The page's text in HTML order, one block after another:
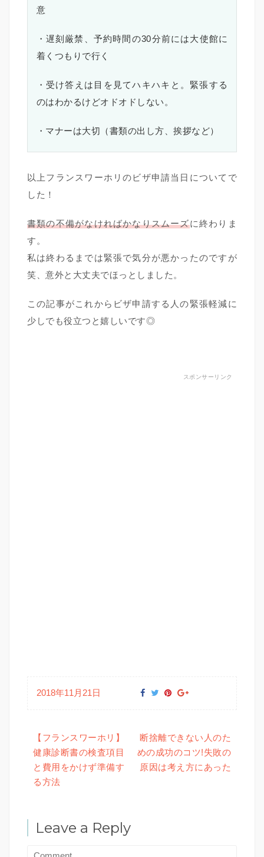
意
・遅刻厳禁、予約時間の30分前には大使館に
着くつもりで行く
・受け答えは目を見てハキハキと。緊張する
のはわかるけどオドオドしない。
・マナーは大切（書類の出し方、挨拶など）
以上フランスワーホリのビザ申請当日についてで
した！
書類の不備がなければかなりスムーズに終わりま
す。
私は終わるまでは緊張で気分が悪かったのですが
笑、意外と大丈夫でほっとしました。
この記事がこれからビザ申請する人の緊張軽減に
少しでも役立つと嬉しいです◎
スポンサーリンク
2018年11月21日
投稿ナビゲーション
【フランスワーホリ】
健康診断書の検査項目
と費用をかけず準備す
る方法
断捨離できない人のた
めの成功のコツ!失敗の
原因は考え方にあった
Leave a Reply